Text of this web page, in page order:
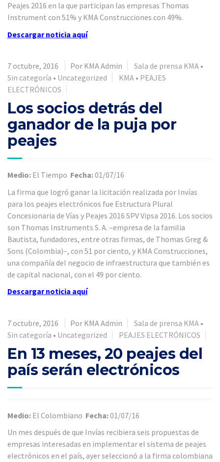
Peajes 2016 en la que participan las empresas Thomas
Instrument con 51% y KMA Construcciones con 49%.
Descargar noticia aquí
7 octubre, 2016 Por KMA Admin Sala de prensa KMA •
Sin categoría • Uncategorized KMA • PEAJES
ELECTRÓNICOS
Los socios detrás del
ganador de la puja por
peajes
Medio: El Tiempo Fecha:01/07/16
La firma que logró ganar la licitación realizada por Invías
para los peajes electrónicos fue Estructura Plural
Concesionaria de Vías y Peajes 2016 SPV Vipsa 2016. Los socios
son Thomas Instruments S. A. –empresa de la familia
Bautista, fundadores, entre otras firmas, de Thomas Greg &
Sons (Colombia)–, con 51 por ciento, y KMA Construcciones,
una compañía del negocio de infraestructura que también es
de capital nacional, con el 49 por ciento.
Descargar noticia aquí
7 octubre, 2016 Por KMA Admin Sala de prensa KMA •
Sin categoría • Uncategorized PEAJES ELECTRÓNICOS
En 13 meses, 20 peajes del
país serán electrónicos
Medio: El Colombiano Fecha:01/07/16
Un mes después de que Invías recibiera seis propuestas de
empresas interesadas en implementar el sistema de peajes
electrónicos en el país, ayer seleccionó a la firma colombiana